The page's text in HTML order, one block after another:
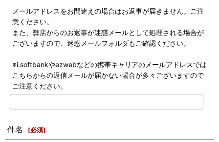
メールアドレスをお間違えの場合はお返事が届きません。ご注
意ください。
また、弊店からのお返事が迷惑メールとして処理される場合が
ございますので、迷惑メールフォルダもご確認ください。
※i.softbankやezwebなどの携帯キャリアのメールアドレスでは
こちらからの返信メールが届かない場合が多々ございますので
ご注意ください。
件名 [必須]